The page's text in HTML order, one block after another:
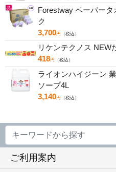
Forestway ペーパー
ク
3,700円 （税込）
リケンテクノス NEW
418円 （税込）
ライオンハイジーン
ソープ4L
3,140円 （税込）
ご利用案内